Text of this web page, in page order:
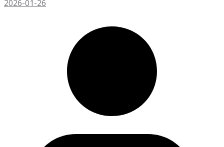
2026-01-26